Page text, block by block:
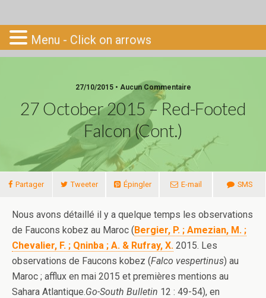
Go-South
27/10/2015 • Aucun Commentaire
27 October 2015 – Red-Footed
Falcon (cont.)
Partager Tweeter Épingler E-mail SMS
Nous avons détaillé il y a quelque temps les observations
de Faucons kobez au Maroc (Bergier, P. ; Amezian, M. ;
Chevalier, F. ; Qninba ; A. & Rufray, X. 2015. Les
observations de Faucons kobez (Falco vespertinus) au
Maroc ; afflux en mai 2015 et premières mentions au
Sahara Atlantique.Go-South Bulletin 12 : 49-54), en
Menu - Click on arrows